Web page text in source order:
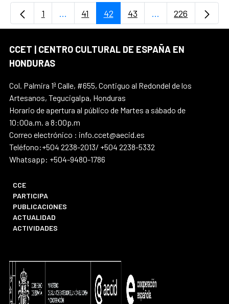
Página
1 ...Páginas intermedias Use TAB para
Página
41 Página
42 Página
43 ...PáginasPágina
226
CCET | CENTRO CULTURAL DE ESPAÑA EN
HONDURAS
Col. Palmira 1ª Calle, #655, Contiguo al Redondel de los
Artesanos, Tegucigalpa, Honduras
Horario de apertura al público de Martes a sábado de
10:00a.m. a 8:00p.m
Correo electrónico : info.ccet@aecid.es
Teléfono:+504 2238-2013/ +504 2238-5332
Whatsapp: +504-9480-1786
CCE
PARTICIPA
PUBLICACIONES
ACTUALIDAD
ACTIVIDADES